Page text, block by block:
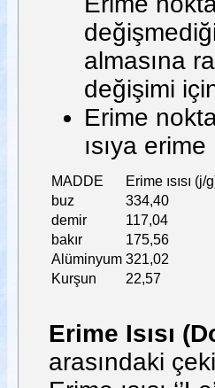
almasına
değişimi
Erime
ısıya erime
MADDE
Erime ısısı (j/
buz
334,40
demir
117,04
bakır
175,56
Alüminyum 321,02
Kurşun
22,57
Erime Isısı
arasındaki